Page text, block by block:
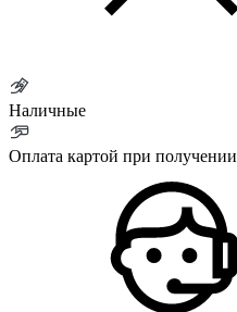
Наличные
Оплата картой при получении